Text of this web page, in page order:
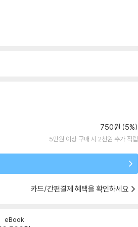
750원 (5%)
5만원 이상 구매 시 2천원 추가 적립
카드/간편결제 혜택을 확인하세요
eBook